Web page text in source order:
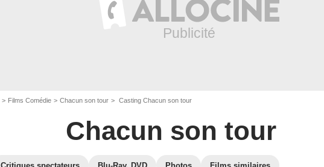
Films Comédie Chacun son tour Casting Chacun son tour
Chacun son tour